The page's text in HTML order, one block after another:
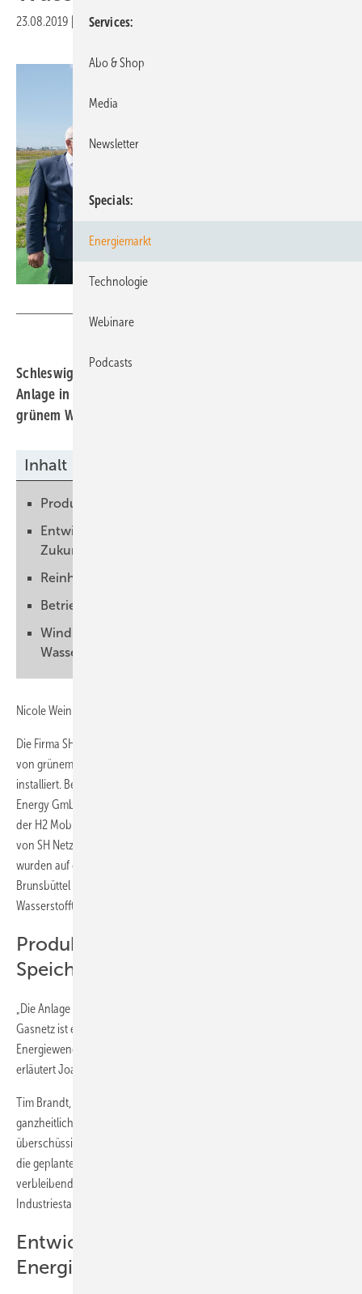
23.08.2019 Druckvorschau
Schleswig-Holstein Netz hat in Brunsbüttel die erste
Anlage in Schleswig-Holstein zur Einspeisung von
grünem Wasserstoff ins Erdgasnetz errichtet.
Inhalt
Produktion, Umwandlung, Speicherung
Entwicklungspfad zum Energiesystem der
Zukunft
Reinheit und Feuchtigkeit wird geprüft
Betriebsdaten fernüberwacht
Windpark Westerbüttel liefert Strom für
Wasserstoff
Nicole Weinhold
Die Firma SH Netz hat für 4,5 Mio. Euro die erste Anlage zur Aufnahme
von grünem Wasserstoff ins Erdgasnetz in Schleswig-Holstein
installiert. Betreiber der Power-to-Gas-Anlage ist die Wind2Gas
Energy GmbH & Co. KG. Sie beliefert auch die Wasserstofftankstelle
der H2 Mobility mit grünem Wasserstoff. Sowohl die Einspeiseanlage
von SH Netz als auch die Power-to-Gas-Anlage von Wind2Gas Energy
wurden auf dem Gelände der Covestro Deutschland AG in
Brunsbüttel errichtet. Ebenfalls auf dem Gelände befindet sich die
Wasserstofftankstelle, diese ist öffentlich zugänglich.
Produktion, Umwandlung,
Speicherung
„Die Anlage zur Aufnahme von Wasserstoff aus Windenergie ins
Gasnetz ist ein weiterer wichtiger Schritt für eine erfolgreiche
Energiewende nach dem Motto: aus der Region - für die Region“,
erläutert Joachim Kabs, Technikvorstand von SH Netz.
Tim Brandt, Geschäftsführer Wind2Gas Energy, sagt: „Der
ganzheitliche Ansatz – Produktion von Windstrom, Umwandlung von
überschüssigem Strom in Wasserstoff, die Speicherung in Tanks für
die geplante Wasserstoff-Tankstelle sowie die Einspeisung der
verbleibenden Menge ins Erdgasnetz wird nun am Energie- und
Industriestandort Brunsbüttel erprobt und demonstriert.“
Entwicklungspfad zum
Energiesystem der Zukunft
Services
Abo & Shop
Media
Newsletter
Specials
Energiemarkt
Technologie
Webinare
Podcasts